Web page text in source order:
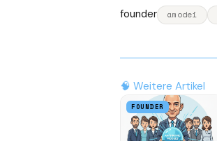
founder amodei
🧠 Weitere Artikel
FOUNDER